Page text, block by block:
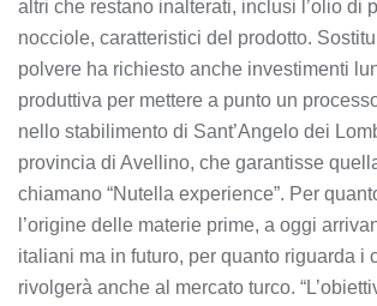
altri che restano inalterati, inclusi l’olio di
nocciole, caratteristici del prodotto.
polvere ha richiesto anche investimenti
produttiva per mettere a punto un
nello stabilimento di Sant’Angelo dei
provincia di Avellino, che garantisse
chiamano “Nutella experience”. Per
l’origine delle materie prime, a oggi
italiani ma in futuro, per quanto riguarda i
rivolgerà anche al mercato turco.